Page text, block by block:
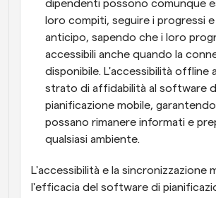
dipendenti possono comunque
loro compiti, seguire i progressi
anticipo, sapendo che i loro
accessibili anche quando la
disponibile. L'accessibilità offline
strato di affidabilità al software
pianificazione mobile,
possano rimanere informati e
qualsiasi ambiente.
L'accessibilità e la sincronizzazione
l'efficacia del software di